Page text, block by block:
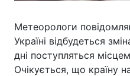
Метеорологи
Україні відбудеться
дні поступляться
Очікується, що країну